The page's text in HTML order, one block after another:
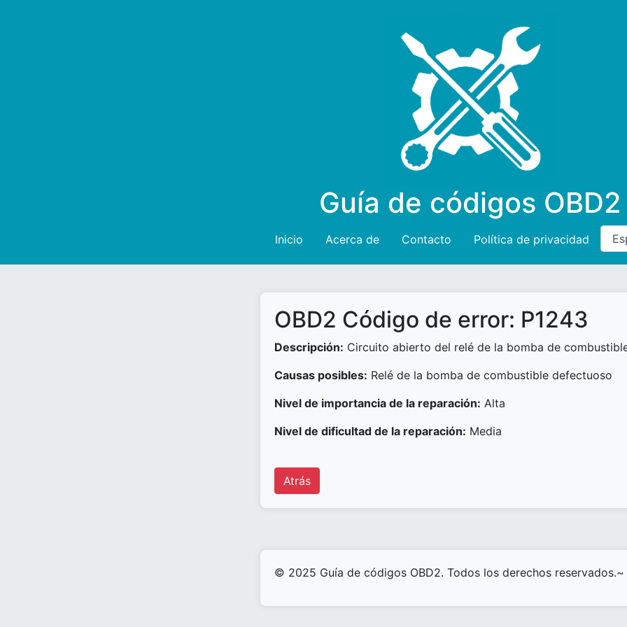
Guía de códigos OBD2
Inicio Acerca de Contacto Política de privacidad
OBD2 Código de error: P1243
Descripción: Circuito abierto del relé de la bomba de
Causas posibles: Relé de la bomba de combustible defectuoso
Nivel de importancia de la reparación: Alta
Nivel de dificultad de la reparación: Media
Atrás
© 2025 Guía de códigos OBD2. Todos los derechos reservados.~